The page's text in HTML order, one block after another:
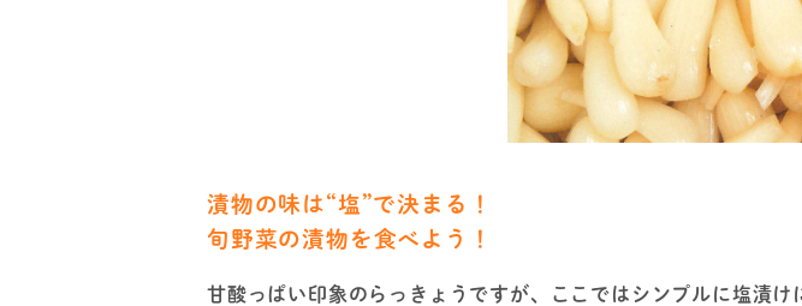
漬物の味は“塩”で決まる！
旬野菜の漬物を食べよう！
甘酸っぱい印象のらっきょうですが、ここではシンプルに塩漬け